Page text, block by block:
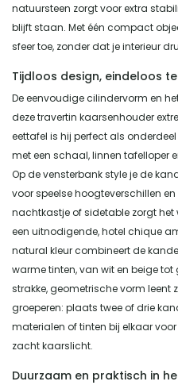
natuursteen zorgt voor extra
blijft staan. Met één compact
sfeer toe, zonder dat je interieur
Tijdloos design, eindeloos
De eenvoudige cilindervorm en
deze travertin kaarsenhouder
eettafel is hij perfect als
met een schaal, linnen tafelloper
Op de vensterbank style je de
voor speelse hoogteverschillen
nachtkastje of sidetable zorgt
een uitnodigende, hotel chique
natural kleur combineert de
warme tinten, van wit en beige tot
strakke, geometrische vorm leent
groeperen: plaats twee of drie
materialen of tinten bij elkaar
zacht kaarslicht.
Duurzaam en praktisch in